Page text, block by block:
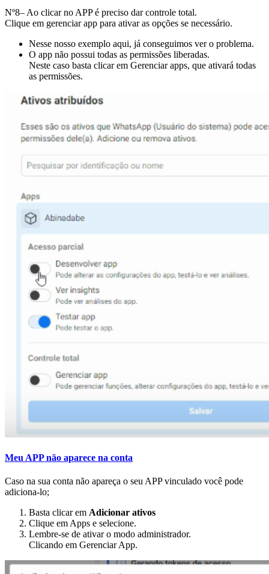
Nº8– Ao clicar no APP é preciso dar controle total.
Clique em gerenciar app para ativar as opções se necessário.
Nesse nosso exemplo aqui, já conseguimos ver o problema.
O app não possui todas as permissões liberadas.
Neste caso basta clicar em Gerenciar apps, que ativará todas
as permissões.
Meu APP não aparece na conta
Caso na sua conta não apareça o seu APP vinculado você pode
adiciona-lo;
Basta clicar em Adicionar ativos
Clique em Apps e selecione.
Lembre-se de ativar o modo administrador.
Clicando em Gerenciar App.